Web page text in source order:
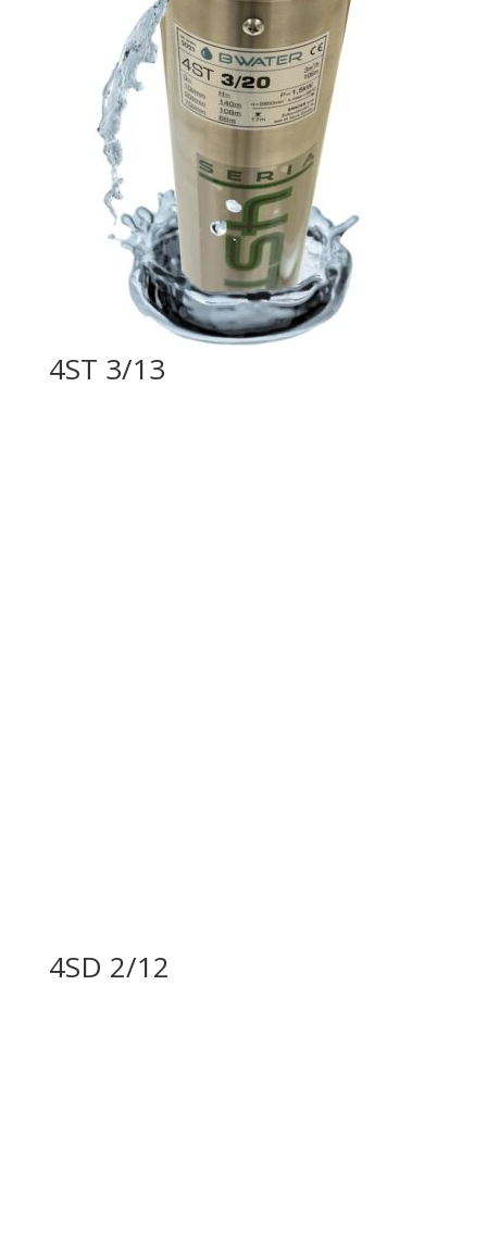
4ST 3/13
4SD 2/12